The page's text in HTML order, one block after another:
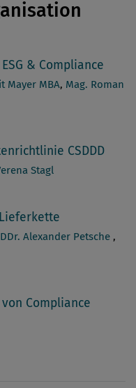
& Compliance
Mayer MBA, Mag. Roman
CSDDD
Stagl
DDr. Alexander Petsche ,
Compliance